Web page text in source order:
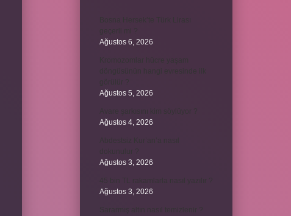
Ağustos 6, 2026
Ağustos 5, 2026
Ağustos 4, 2026
Ağustos 3, 2026
Ağustos 3, 2026